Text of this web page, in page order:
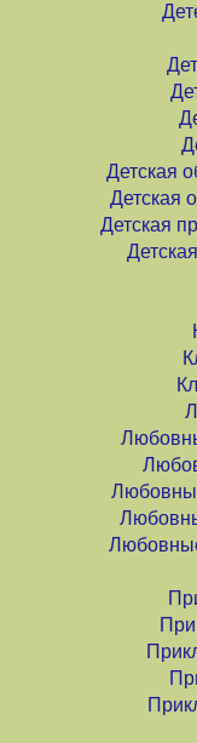
Детская
Детская
Детская